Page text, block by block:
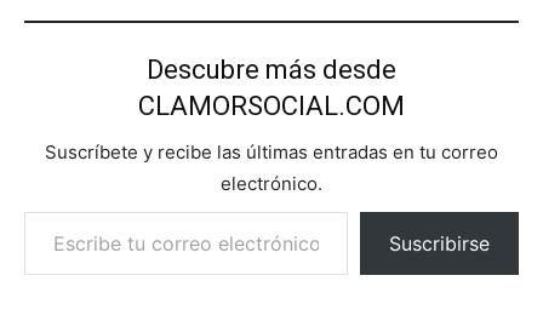
Descubre más desde
CLAMORSOCIAL.COM
Suscríbete y recibe las últimas entradas en tu correo
electrónico.
Escribe tu correo electrónico…
Suscribirse